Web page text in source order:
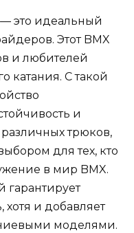
это идеальный
Этот BMX
и любителей
катания. С такой
и
трюков,
для тех, кто
в мир BMX.
хотя и добавляет
моделями.